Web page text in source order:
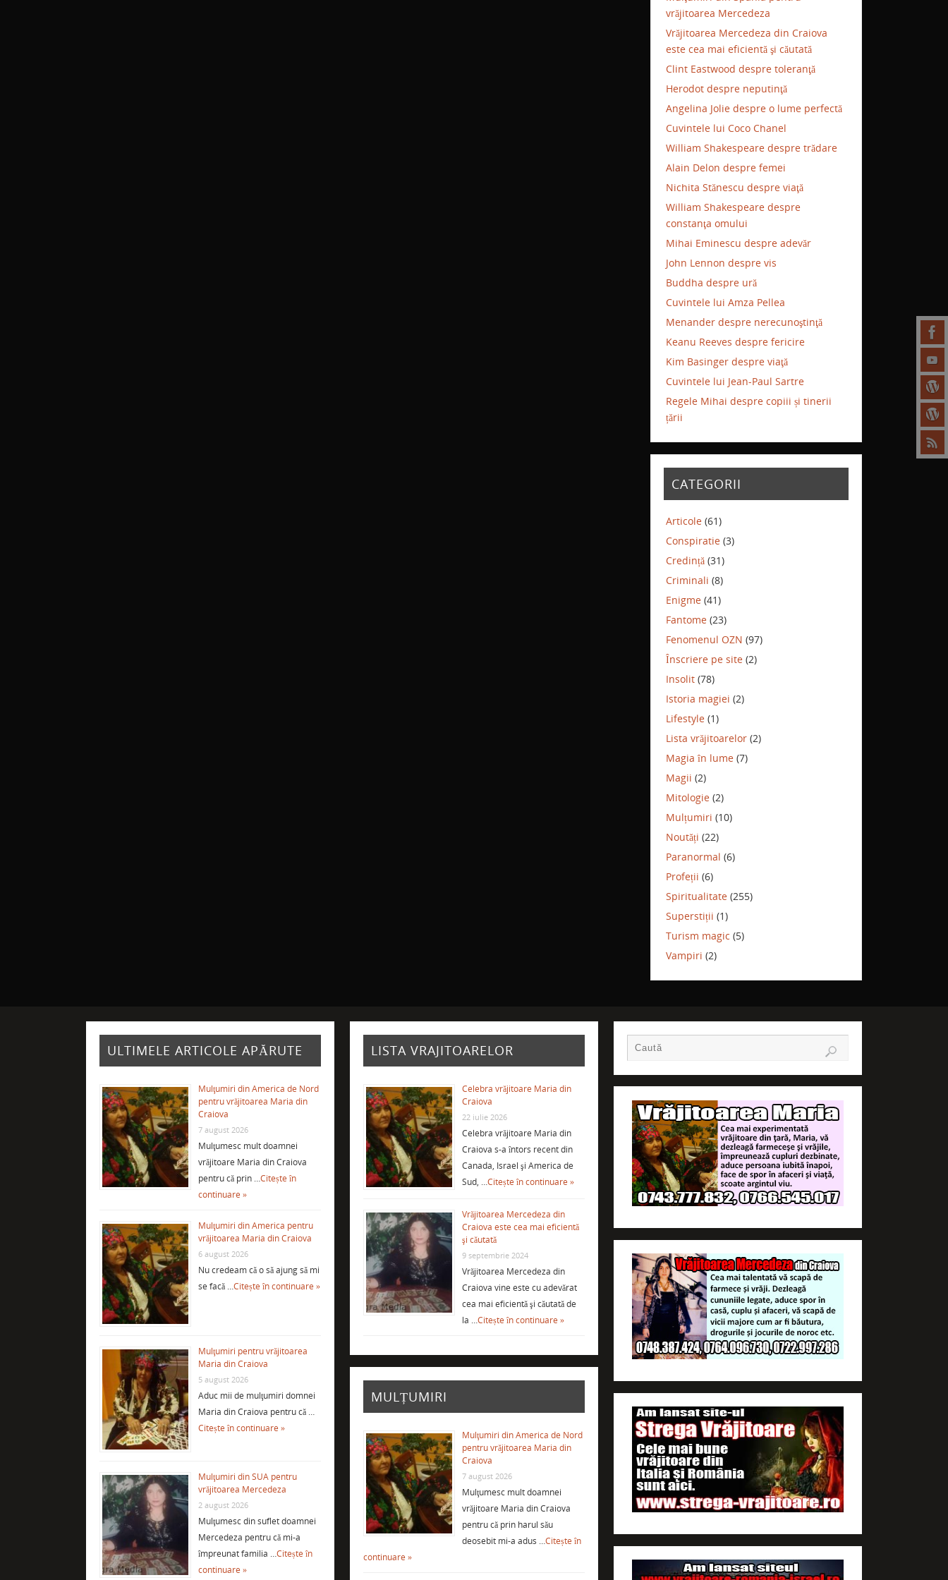
vrăjitoarea Mercedeza
Vrăjitoarea Mercedeza din Craiova
este cea mai eficientă şi căutată
Clint Eastwood despre toleranţă
Herodot despre neputinţă
Angelina Jolie despre o lume perfectă
Cuvintele lui Coco Chanel
William Shakespeare despre trădare
Alain Delon despre femei
Nichita Stănescu despre viaţă
William Shakespeare despre
constanţa omului
Mihai Eminescu despre adevăr
John Lennon despre vis
Buddha despre ură
Cuvintele lui Amza Pellea
Menander despre nerecunoştinţă
Keanu Reeves despre fericire
Kim Basinger despre viaţă
Cuvintele lui Jean-Paul Sartre
Regele Mihai despre copiii și tinerii
țării
CATEGORII
Articole (61)
Conspiratie (3)
Credință (31)
Criminali (8)
Enigme (41)
Fantome (23)
Fenomenul OZN (97)
Înscriere pe site (2)
Insolit (78)
Istoria magiei (2)
Lifestyle (1)
Lista vrăjitoarelor (2)
Magia în lume (7)
Magii (2)
Mitologie (2)
Mulțumiri (10)
Noutăți (22)
Paranormal (6)
Profeții (6)
Spiritualitate (255)
Superstiții (1)
Turism magic (5)
Vampiri (2)
ULTIMELE ARTICOLE APĂRUTE
Mulţumiri din America de Nord
pentru vrăjitoarea Maria din
Craiova
7 august 2026
Mulţumesc mult doamnei
vrăjitoare Maria din Craiova
pentru că prin …Citește în
continuare »
Mulţumiri din America pentru
vrăjitoarea Maria din Craiova
6 august 2026
Nu credeam că o să ajung să mi
se facă …Citește în continuare »
Mulţumiri pentru vrăjitoarea
Maria din Craiova
5 august 2026
Aduc mii de mulţumiri domnei
Maria din Craiova pentru că …
Citește în continuare »
Mulţumiri din SUA pentru
vrăjitoarea Mercedeza
2 august 2026
Mulţumesc din suflet doamnei
Mercedeza pentru că mi-a
împreunat familia …Citește în
continuare »
LISTA VRAJITOARELOR
Celebra vrăjitoare Maria din
Craiova
22 iulie 2026
Celebra vrăjitoare Maria din
Craiova s-a întors recent din
Canada, Israel şi America de
Sud, …Citește în continuare »
Vrăjitoarea Mercedeza din
Craiova este cea mai eficientă
şi căutată
9 septembrie 2024
Vrăjitoarea Mercedeza din
Craiova vine este cu adevărat
cea mai eficientă şi căutată de
la …Citește în continuare »
MULȚUMIRI
Mulţumiri din America de Nord
pentru vrăjitoarea Maria din
Craiova
7 august 2026
Mulţumesc mult doamnei
vrăjitoare Maria din Craiova
pentru că prin harul său
deosebit mi-a adus …Citește în
continuare »